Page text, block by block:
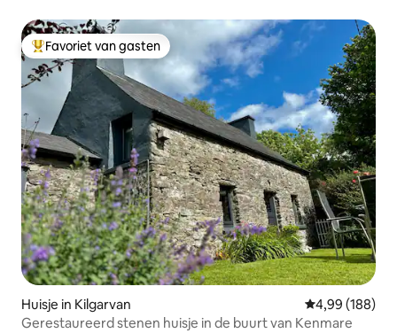
Topfavoriet van gasten
Favoriet van gasten
Huisje in Kilgarvan Gemiddelde
4,99 (188)
Gerestaureerd stenen huisje in de buurt van Kenmare